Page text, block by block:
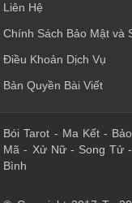
Liên Hệ
Chính Sách Bảo Mật và
Điều Khoản Dịch Vụ
Bản Quyền Bài Viết
Bói Tarot - Ma Kết-
Mã - Xử Nữ- Song Tử-
Bình